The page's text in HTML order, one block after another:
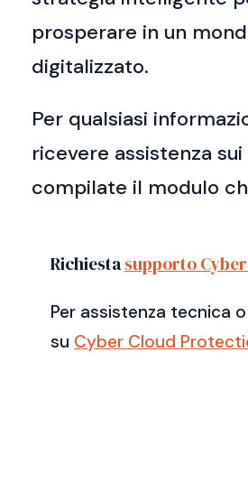
prosperare in un
digitalizzato.
Per qualsiasi
ricevere assistenza
compilate il modulo
Richiestasupporto
Per assistenza tecnica
su Cyber Cloud